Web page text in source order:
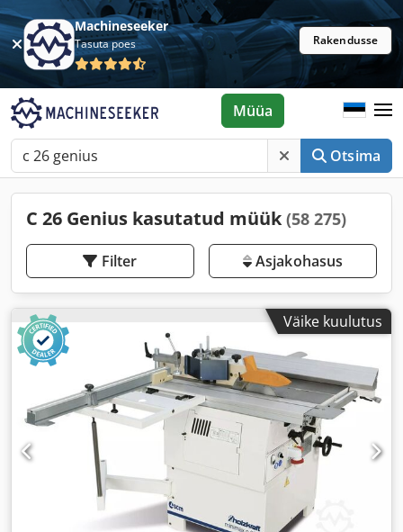
Machineseeker
Tasuta poes Rakendusse
Otsima
Müüa
C 26 Genius kasutatud müük (58 275)
Filter Asjakohasus
Väike kuulutus